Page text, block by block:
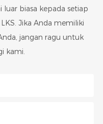
luar biasa kepada setiap
Jika Anda memiliki
jangan ragu untuk
kami.